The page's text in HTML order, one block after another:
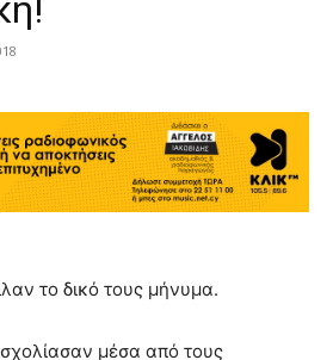
το δικό τους μήνυμα.
μέσα από τους